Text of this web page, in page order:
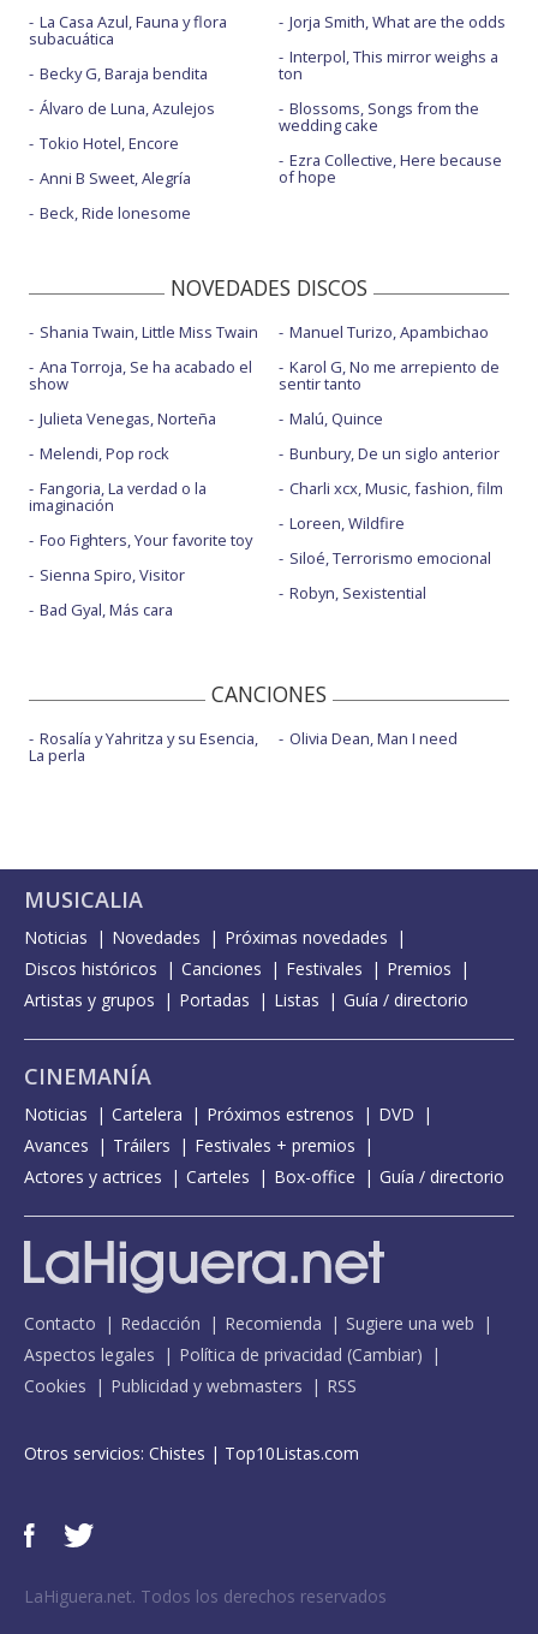
La Casa Azul, Fauna y flora
subacuática
Becky G, Baraja bendita
Álvaro de Luna, Azulejos
Tokio Hotel, Encore
Anni B Sweet, Alegría
Beck, Ride lonesome
Jorja Smith, What are the odds
Interpol, This mirror weighs a
ton
Blossoms, Songs from the
wedding cake
Ezra Collective, Here because
of hope
NOVEDADES DISCOS
Shania Twain, Little Miss Twain
Ana Torroja, Se ha acabado el
show
Julieta Venegas, Norteña
Melendi, Pop rock
Fangoria, La verdad o la
imaginación
Foo Fighters, Your favorite toy
Sienna Spiro, Visitor
Bad Gyal, Más cara
Manuel Turizo, Apambichao
Karol G, No me arrepiento de
sentir tanto
Malú, Quince
Bunbury, De un siglo anterior
Charli xcx, Music, fashion, film
Loreen, Wildfire
Siloé, Terrorismo emocional
Robyn, Sexistential
CANCIONES
Rosalía y Yahritza y su Esencia,
La perla
Olivia Dean, Man I need
MUSICALIA
Noticias Novedades
Próximas novedades
Discos históricos
Canciones Festivales
Premios
Artistas y grupos
Portadas Listas Guía / directorio
CINEMANÍA
Noticias Cartelera Próximos estrenos
DVD
Avances
Tráilers
Festivales + premios
Actores y actrices
Carteles Box-office Guía / directorio
Contacto Redacción Recomienda
Sugiere una web
Aspectos legales
Política de privacidad (Cambiar)
Cookies
Publicidad y webmasters RSS
Otros servicios: Chistes | Top10Listas.com
LaHiguera.net. Todos los derechos reservados